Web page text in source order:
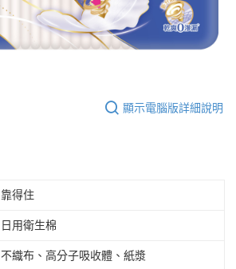
顯示電腦版詳細說明
靠得住
日用衛生棉
不織布、高分子吸收體、紙漿